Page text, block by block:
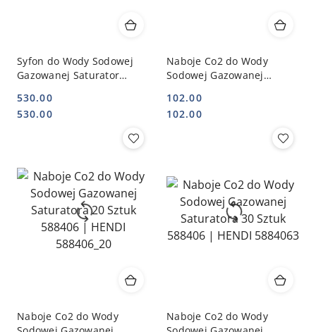
Syfon do Wody Sodowej
Gazowanej Saturator
| KAYSER 3801_100
Cena:
530.00
Cena:
530.00
Naboje Co2 do Wody
Sodowej Gazowanej
Stalgast 500010 | ISI
500010_40
Cena:
102.00
Cena:
102.00
Naboje Co2 do Wody
Naboje Co2 do Wody